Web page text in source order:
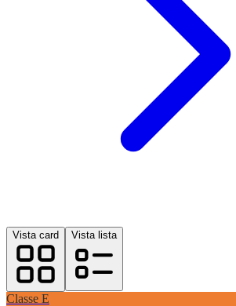
Vista card Vista lista
Classe E